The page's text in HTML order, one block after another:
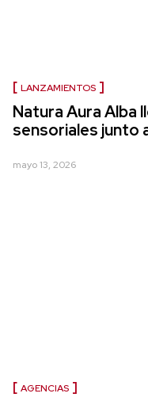
LANZAMIENTOS
Natura Aura Alba
sensoriales junto
mayo 13, 2026
AGENCIAS